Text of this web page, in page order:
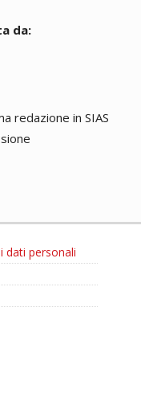
da:
redazione in SIAS
dati personali